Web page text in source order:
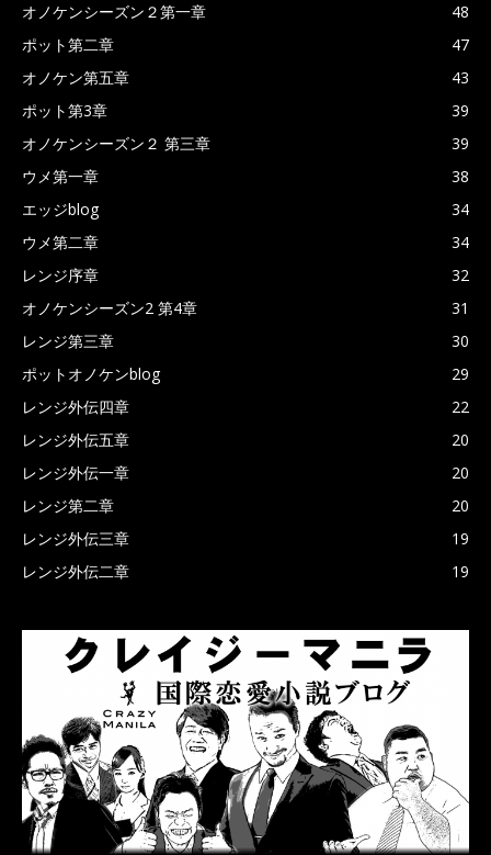
オノケンシーズン２第一章
48
ポット第二章
47
オノケン第五章
43
ポット第3章
39
オノケンシーズン２ 第三章
39
ウメ第一章
38
エッジblog
34
ウメ第二章
34
レンジ序章
32
オノケンシーズン2 第4章
31
レンジ第三章
30
ポットオノケンblog
29
レンジ外伝四章
22
レンジ外伝五章
20
レンジ外伝一章
20
レンジ第二章
20
レンジ外伝三章
19
レンジ外伝二章
19